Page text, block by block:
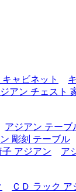
ャビネット
アン チェスト
アジアン テーブ
彫刻 テーブル
子 アジアン ア
ＣＤ ラック ア